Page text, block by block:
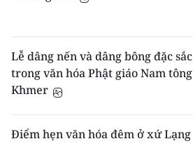
Lễ dâng nến và dâng bông đặc sắc
trong văn hóa Phật giáo Nam tông
Khmer
Điểm hẹn văn hóa đêm ở xứ Lạng